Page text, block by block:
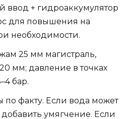
+ гидроаккумулятор
для повышения на
необходимости.
25 мм магистраль,
мм; давление в точках
бар.
факту. Если вода может
умягчение. Если